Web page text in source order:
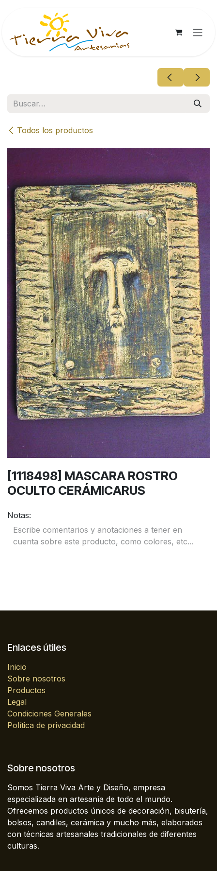
Todos los productos
[1118498] MASCARA ROSTRO
OCULTO CERÁMICARUS
Notas:
Enlaces útiles
Inicio
Sobre nosotros
Productos
Legal
Condiciones Generales
Política de privacidad
Sobre nosotros
Somos Tierra Viva Arte y Diseño, empresa
especializada en artesanía de todo el mundo.
Ofrecemos productos únicos de decoración, bisutería,
bolsos, candiles, cerámica y mucho más, elaborados
con técnicas artesanales tradicionales de diferentes
culturas.